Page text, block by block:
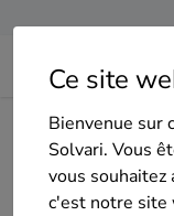
Ce site
Bienvenue sur
Solvari. Vous
vous souhaitez
c'est notre site
Home Isolation de la
SDC ECOGROUP